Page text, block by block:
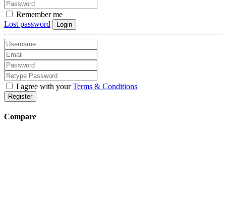
Remember me
Lost password
Login
I agree with yourTerms & Conditions
Register
Compare